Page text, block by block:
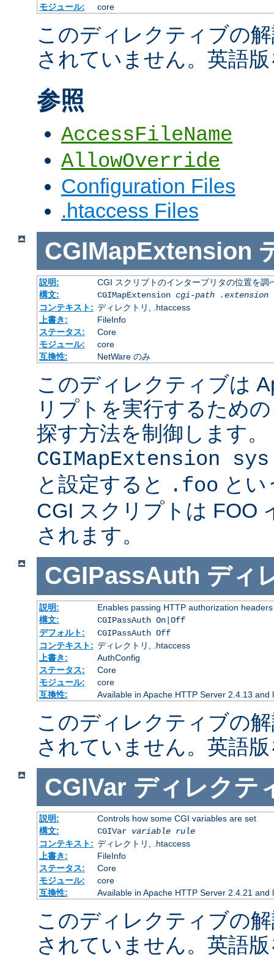
モジュール:
core
このディレクティブの
されていません。英語
参照
AccessFileName
AllowOverride
Configuration Files
.htaccess Files
CGIMapExtension
説明:
CGI スクリプトのインタープリタの位置を調
構文:
CGIMapExtension cgi-path
.extension
コンテキスト: ディレクトリ, .htaccess
上書き:
FileInfo
ステータス:
Core
モジュール:
core
互換性:
NetWare のみ
このディレクティブは
リプトを実行するため
探す方法を制御します
CGIMapExtension
と設定すると
.foo と
CGI スクリプトは FOO
されます。
CGIPassAuth ディ
説明:
Enables passing HTTP authorization
構文:
CGIPassAuth On|Off
デフォルト:
CGIPassAuth Off
コンテキスト: ディレクトリ, .htaccess
上書き:
AuthConfig
ステータス:
Core
モジュール:
core
互換性:
Available in Apache HTTP Server 2.4.13 and
このディレクティブの
されていません。英語
CGIVar ディレクテ
説明:
Controls how some CGI variables are set
構文:
CGIVar variable rule
コンテキスト: ディレクトリ, .htaccess
上書き:
FileInfo
ステータス:
Core
モジュール:
core
互換性:
Available in Apache HTTP Server 2.4.21 and
このディレクティブの
されていません。英語